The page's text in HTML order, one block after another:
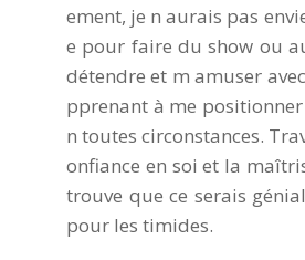
ement, je n aurais pas
e pour faire du show ou
détendre et m amuser
pprenant à me
n toutes circonstances.
onfiance en soi et la
trouve que ce serais
pour les timides.